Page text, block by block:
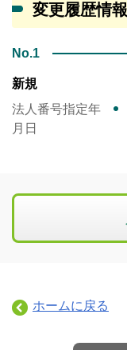
変更履歴情報
No.1
新規
法人番号指定年
月日
ホームに戻る